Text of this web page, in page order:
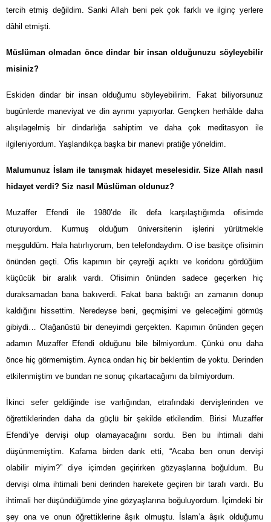
tercih etmiş değildim. Sanki Allah beni pek çok farklı ve ilginç yerlere
dâhil etmişti.
Müslüman olmadan önce dindar bir insan olduğunuzu söyleyebilir
misiniz?
Eskiden dindar bir insan olduğumu söyleyebilirim. Fakat biliyorsunuz
bugünlerde maneviyat ve din ayrımı yapıyorlar. Gençken herhâlde daha
alışılagelmiş bir dindarlığa sahiptim ve daha çok meditasyon ile
ilgileniyordum. Yaşlandıkça başka bir manevi pratiğe yöneldim.
Malumunuz İslam ile tanışmak hidayet meselesidir. Size Allah nasıl
hidayet verdi? Siz nasıl Müslüman oldunuz?
Muzaffer Efendi ile 1980’de ilk defa karşılaştığımda ofisimde
oturuyordum. Kurmuş olduğum üniversitenin işlerini yürütmekle
meşguldüm. Hala hatırlıyorum, ben telefondaydım. O ise basitçe ofisimin
önünden geçti. Ofis kapımın bir çeyreği açıktı ve koridoru gördüğüm
küçücük bir aralık vardı. Ofisimin önünden sadece geçerken hiç
duraksamadan bana bakıverdi. Fakat bana baktığı an zamanın donup
kaldığını hissettim. Neredeyse beni, geçmişimi ve geleceğimi görmüş
gibiydi… Olağanüstü bir deneyimdi gerçekten. Kapımın önünden geçen
adamın Muzaffer Efendi olduğunu bile bilmiyordum. Çünkü onu daha
önce hiç görmemiştim. Ayrıca ondan hiç bir beklentim de yoktu. Derinden
etkilenmiştim ve bundan ne sonuç çıkartacağımı da bilmiyordum.
İkinci sefer geldiğinde ise varlığından, etrafındaki dervişlerinden ve
öğrettiklerinden daha da güçlü bir şekilde etkilendim. Birisi Muzaffer
Efendi’ye dervişi olup olamayacağını sordu. Ben bu ihtimali dahi
düşünmemiştim. Kafama birden dank etti, “Acaba ben onun dervişi
olabilir miyim?” diye içimden geçirirken gözyaşlarına boğuldum. Bu
dervişi olma ihtimali beni derinden harekete geçiren bir tarafı vardı. Bu
ihtimali her düşündüğümde yine gözyaşlarına boğuluyordum. İçimdeki bir
şey ona ve onun öğrettiklerine âşık olmuştu. İslam’a âşık olduğumu